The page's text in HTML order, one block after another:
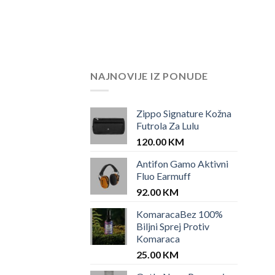
NAJNOVIJE IZ PONUDE
Zippo Signature Kožna
Futrola Za Lulu
120.00 KM
Antifon Gamo Aktivni
Fluo Earmuff
92.00 KM
KomaracaBez 100%
Biljni Sprej Protiv
Komaraca
25.00 KM